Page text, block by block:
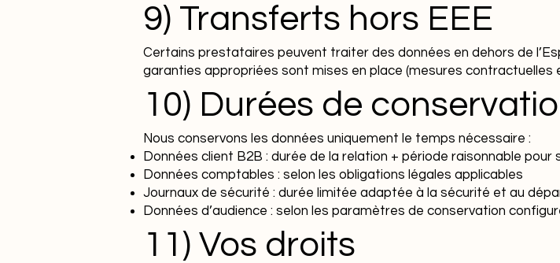
9) Transferts hors EEE
Certains prestataires peuvent traiter des données en dehors de
garanties appropriées sont mises en place (mesures
10) Durées de
Nous conservons les données uniquement le temps nécessaire :
Données client B2B : durée de la relation + période raisonnable
Données comptables : selon les obligations légales applicables
Journaux de sécurité : durée limitée adaptée à la sécurité et au
Données d’audience : selon les paramètres de conservation
11) Vos droits